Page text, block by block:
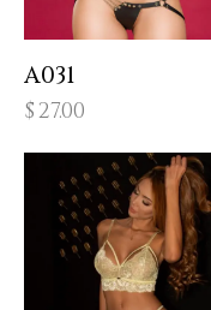
A031
$27.00